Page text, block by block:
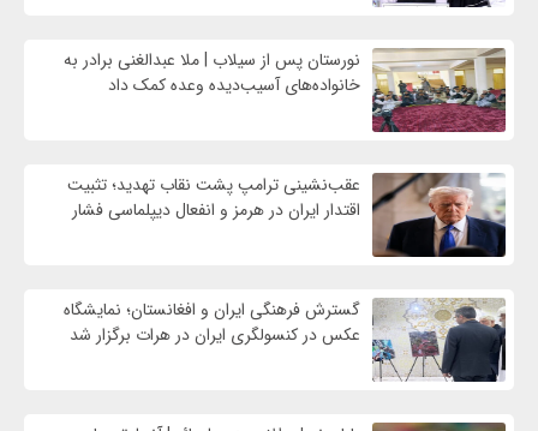
نورستان پس از سیلاب | ملا عبدالغنی برادر به
خانواده‌های آسیب‌دیده وعده کمک داد
عقب‌نشینی ترامپ پشت نقاب تهدید؛ تثبیت
اقتدار ایران در هرمز و انفعال دیپلماسی فشار
گسترش فرهنگی ایران و افغانستان؛ نمایشگاه
عکس در کنسولگری ایران در هرات برگزار شد